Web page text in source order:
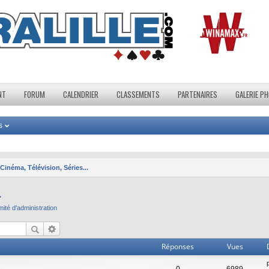
FORUM CALENDRIER CLASSEMENTS PARTENAIRES GALERIE
Cinéma, Télévision, Séries...
d'administration
Réponses Vues